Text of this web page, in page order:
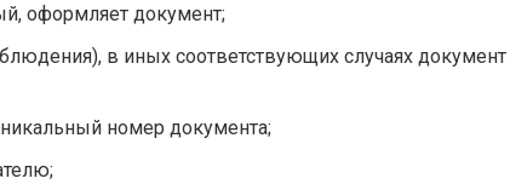
оформляет документ;
в иных соответствующих случаях документ
номер документа;